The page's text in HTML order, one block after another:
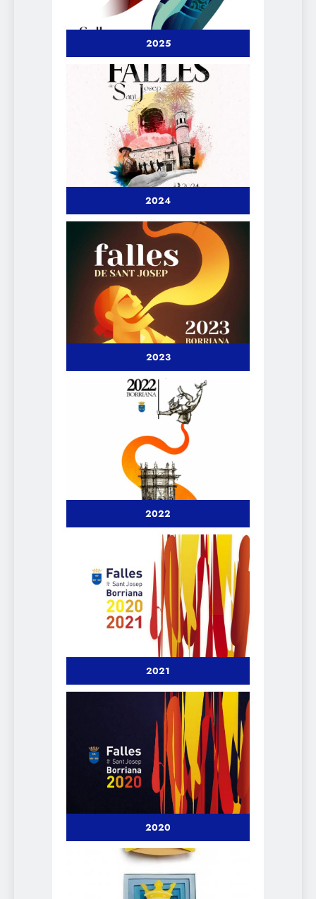
2025
2024
2023
2022
2021
2020